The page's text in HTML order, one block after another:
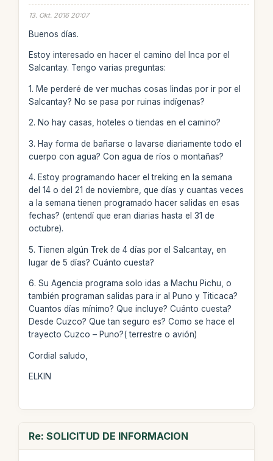
13. Okt. 2016 20:07
Buenos días.
Estoy interesado en hacer el camino del Inca por el
Salcantay. Tengo varias preguntas:
1. Me perderé de ver muchas cosas lindas por ir por el
Salcantay? No se pasa por ruinas indígenas?
2. No hay casas, hoteles o tiendas en el camino?
3. Hay forma de bañarse o lavarse diariamente todo el
cuerpo con agua? Con agua de ríos o montañas?
4. Estoy programando hacer el treking en la semana
del 14 o del 21 de noviembre, que días y cuantas veces
a la semana tienen programado hacer salidas en esas
fechas? (entendí que eran diarias hasta el 31 de
octubre).
5. Tienen algún Trek de 4 días por el Salcantay, en
lugar de 5 días? Cuánto cuesta?
6. Su Agencia programa solo idas a Machu Pichu, o
también programan salidas para ir al Puno y Titicaca?
Cuantos días mínimo? Que incluye? Cuánto cuesta?
Desde Cuzco? Que tan seguro es? Como se hace el
trayecto Cuzco – Puno?( terrestre o avión)
Cordial saludo,
ELKIN
Re: SOLICITUD DE INFORMACION